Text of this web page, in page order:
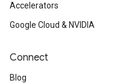
Accelerators
Google Cloud & NVIDIA
Connect
Blog